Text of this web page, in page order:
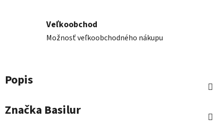
Veľkoobchod
Možnosť veľkoobchodného nákupu
Popis
Značka Basilur